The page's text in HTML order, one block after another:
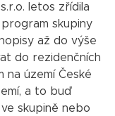
letos zřídila
skupiny
až do výše
do rezidenčních
na území České
a to buď
skupině nebo